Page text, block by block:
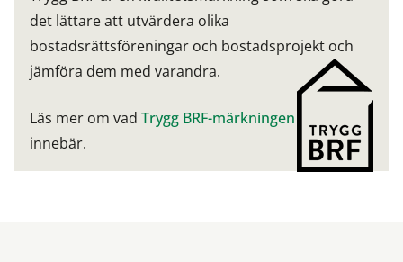
det lättare att utvärdera olika
bostadsrättsföreningar och bostadsprojekt och
jämföra dem med varandra.
Läs mer om vad Trygg BRF-märkningen
innebär.